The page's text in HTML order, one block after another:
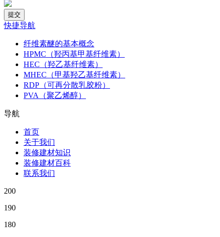
快捷导航
纤维素醚的基本概念
HPMC（羟丙基甲基纤维素）
HEC（羟乙基纤维素）
MHEC（甲基羟乙基纤维素）
RDP（可再分散乳胶粉）
PVA（聚乙烯醇）
导航
首页
关于我们
装修建材知识
装修建材百科
联系我们
200
190
180